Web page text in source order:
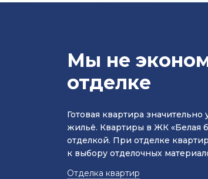
Мы не
отделке
Готовая квартира
жильё. Квартиры в ЖК «Белая
отделкой. При отделке
к выбору отделочных
Отделка квартир